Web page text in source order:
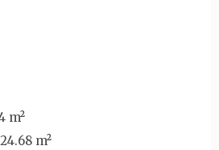
m²
m²